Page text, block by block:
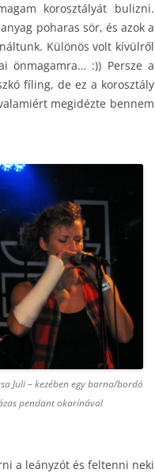
korosztályát bulizni.
poharas sör, és azok a
Különös volt kívülről
önmagamra… :)) Persze a
fíling, de ez a korosztály
megidézte bennem
Juli – kezében egy barna/bordó
pendant okarínával
a leányzót és feltenni neki